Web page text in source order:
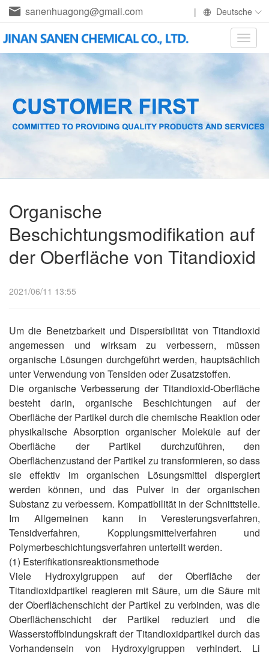
sanenhuagong@gmail.com | Deutsche
Toggle
Organische
Beschichtungsmodifikation auf
der Oberfläche von Titandioxid
2021/06/11 13:55
Um die Benetzbarkeit und Dispersibilität von Titandioxid
angemessen und wirksam zu verbessern, müssen
organische Lösungen durchgeführt werden, hauptsächlich
unter Verwendung von Tensiden oder Zusatzstoffen.
Die organische Verbesserung der Titandioxid-Oberfläche
besteht darin, organische Beschichtungen auf der
Oberfläche der Partikel durch die chemische Reaktion oder
physikalische Absorption organischer Moleküle auf der
Oberfläche der Partikel durchzuführen, den
Oberflächenzustand der Partikel zu transformieren, so dass
sie effektiv im organischen Lösungsmittel dispergiert
werden können, und das Pulver in der organischen
Substanz zu verbessern. Kompatibilität in der Schnittstelle.
Im Allgemeinen kann in Veresterungsverfahren,
Tensidverfahren, Kopplungsmittelverfahren und
Polymerbeschichtungsverfahren unterteilt werden.
(1) Esterifikationsreaktionsmethode
Viele Hydroxylgruppen auf der Oberfläche der
Titandioxidpartikel reagieren mit Säure, um die Säure mit
der Oberflächenschicht der Partikel zu verbinden, was die
Oberflächenschicht der Partikel reduziert und die
Wasserstoffbindungskraft der Titandioxidpartikel durch das
Vorhandensein von Hydroxylgruppen verhindert. Li